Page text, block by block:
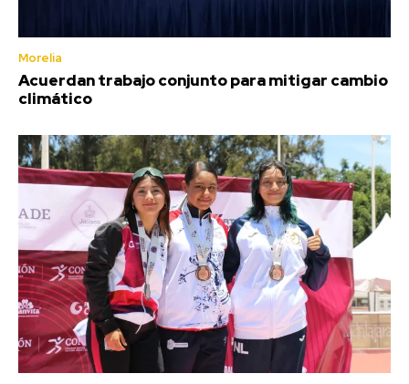
Morelia
Acuerdan trabajo conjunto para mitigar cambio
climático